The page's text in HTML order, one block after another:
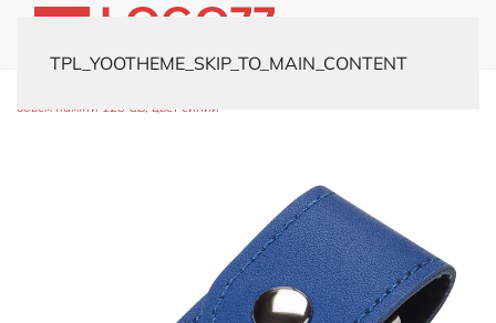
TPL_YOOTHEME_SKIP_TO_MAIN_CONTENT
объем памяти 128 GB, цвет синий